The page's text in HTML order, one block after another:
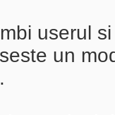
userul
un